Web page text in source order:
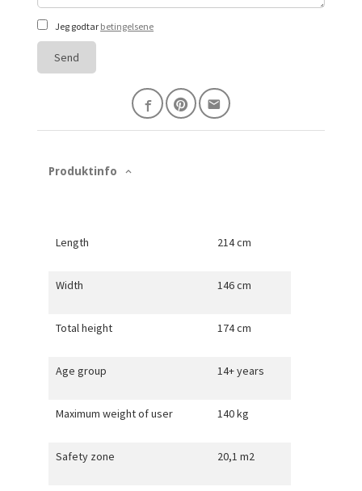
Jeg godtar betingelsene
Send
Produktinfo
Length 214 cm
Width 146 cm
Total height 174 cm
Age group 14+ years
Maximum weight of user 140 kg
Safety zone 20,1 m2